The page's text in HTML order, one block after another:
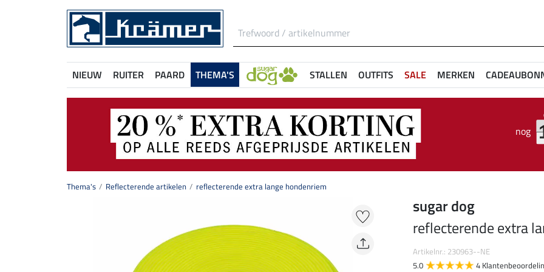
NIEUW RUITER PAARD THEMA'S STALLEN OUTFITS SALE MERKEN
nog
Thema's Reflecterende artikelen reflecterende extra lange hondenriem
sugar dog
reflecterende extra
Artikelnr.: 230963--NE
5.0
4